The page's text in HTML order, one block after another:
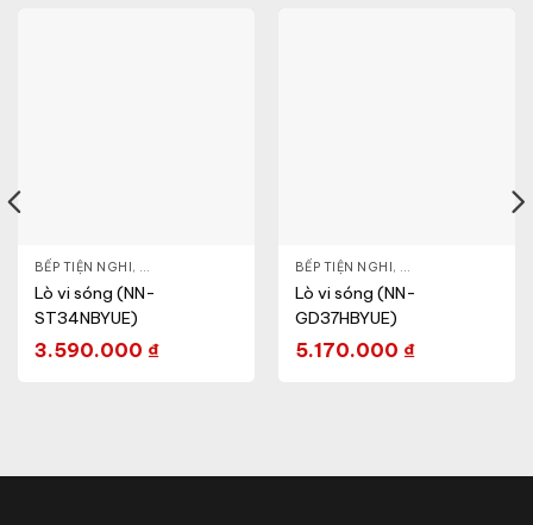
BẾP TIỆN NGHI, ,LÒ VI SÓNG
Lò vi sóng (NN-
ST34NBYUE)
3.590.000 ₫
BẾP TIỆN NGHI,
Lò vi sóng (NN-
GD37HBYUE)
5.170.000 ₫
CA - BÌNH ,NỒI CƠM ĐIỆN